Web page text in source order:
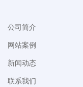
公司简介
网站案例
新闻动态
联系我们